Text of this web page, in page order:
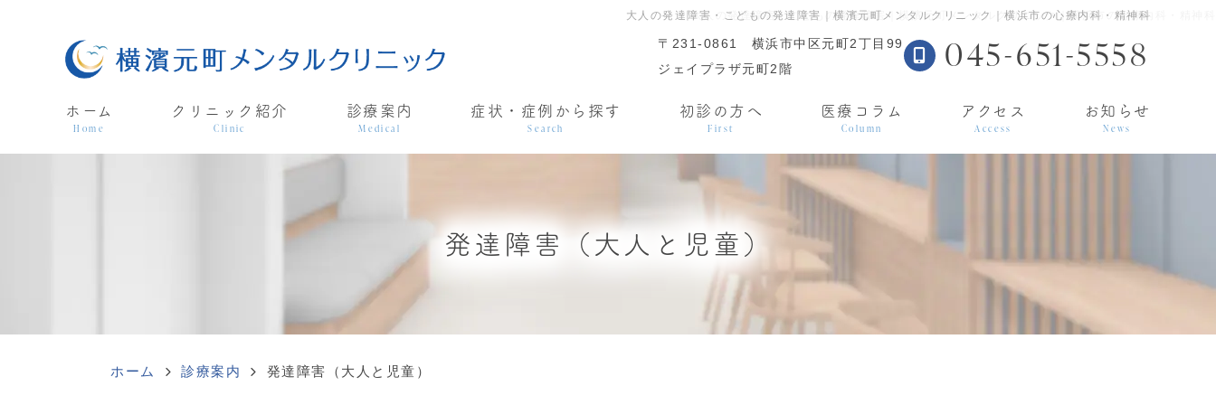
大人の発達障害・こどもの発達障害｜横濱元町メンタルクリニック｜横浜市の心療内科・精神科
〒231-0861
横浜市中区元町2丁目99
ジェイプラザ元町2階
045-651-5558
ホーム
Home
クリニック紹介
Clinic
診療案内
Medical
症状・症例から探す
Search
初診の方へ
First
医療コラム
Column
アクセス
Access
お知らせ
News
発達障害（大人と児童）
大人の発達障害・こどもの発達障害｜横濱元町メンタルクリニック｜横浜市の心療内科・精神科
ホーム 診療案内 発達障害（大人と児童）